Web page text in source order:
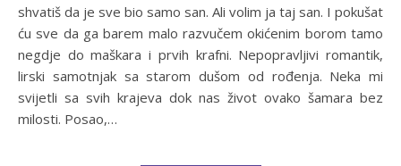
shvatiš da je sve bio samo san. Ali volim ja taj san. I pokušat
ću sve da ga barem malo razvučem okićenim borom tamo
negdje do maškara i prvih krafni. Nepopravljivi romantik,
lirski samotnjak sa starom dušom od rođenja. Neka mi
svijetli sa svih krajeva dok nas život ovako šamara bez
milosti. Posao,…